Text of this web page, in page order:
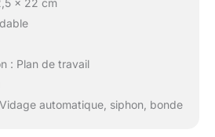
x 22 cm
: Plan de travail
automatique, siphon, bonde